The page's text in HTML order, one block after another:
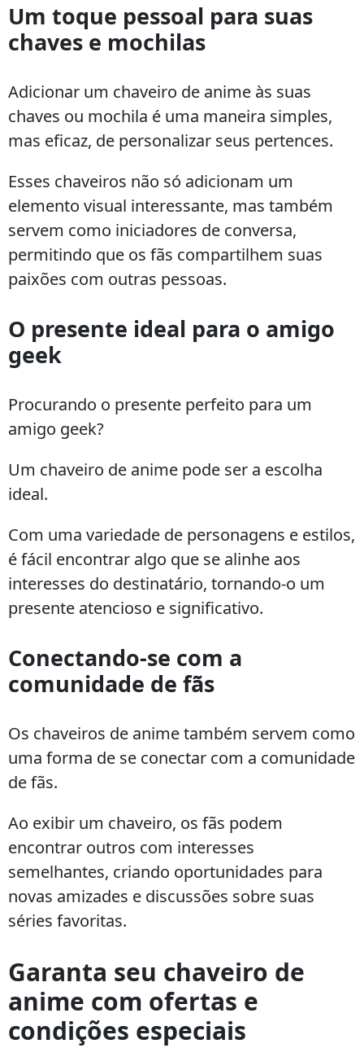
Um toque pessoal para suas
chaves e mochilas
Adicionar um chaveiro de anime às suas
chaves ou mochila é uma maneira simples,
mas eficaz, de personalizar seus pertences.
Esses chaveiros não só adicionam um
elemento visual interessante, mas também
servem como iniciadores de conversa,
permitindo que os fãs compartilhem suas
paixões com outras pessoas.
O presente ideal para o amigo
geek
Procurando o presente perfeito para um
amigo geek?
Um chaveiro de anime pode ser a escolha
ideal.
Com uma variedade de personagens e estilos,
é fácil encontrar algo que se alinhe aos
interesses do destinatário, tornando-o um
presente atencioso e significativo.
Conectando-se com a
comunidade de fãs
Os chaveiros de anime também servem como
uma forma de se conectar com a comunidade
de fãs.
Ao exibir um chaveiro, os fãs podem
encontrar outros com interesses
semelhantes, criando oportunidades para
novas amizades e discussões sobre suas
séries favoritas.
Garanta seu chaveiro de
anime com ofertas e
condições especiais